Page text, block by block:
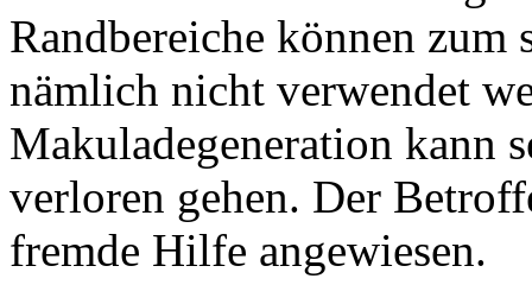
Randbereiche können zum
nämlich nicht verwendet
Makuladegeneration kann
verloren gehen. Der
fremde Hilfe angewiesen.